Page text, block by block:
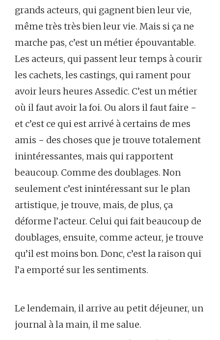
grands acteurs, qui gagnent bien leur vie,
même très très bien leur vie. Mais si ça ne
marche pas, c’est un métier épouvantable.
Les acteurs, qui passent leur temps à courir
les cachets, les castings, qui rament pour
avoir leurs heures Assedic. C’est un métier
où il faut avoir la foi. Ou alors il faut faire −
et c’est ce qui est arrivé à certains de mes
amis − des choses que je trouve totalement
inintéressantes, mais qui rapportent
beaucoup. Comme des doublages. Non
seulement c’est inintéressant sur le plan
artistique, je trouve, mais, de plus, ça
déforme l’acteur. Celui qui fait beaucoup de
doublages, ensuite, comme acteur, je trouve
qu’il est moins bon. Donc, c’est la raison qui
l’a emporté sur les sentiments.
Le lendemain, il arrive au petit déjeuner, un
journal à la main, il me salue.